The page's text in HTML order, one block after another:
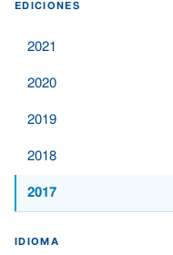
EDICIONES
2021
2020
2019
2018
2017
IDIOMA